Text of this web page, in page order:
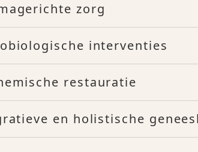
zorg
interventies
restauratie
en holistische